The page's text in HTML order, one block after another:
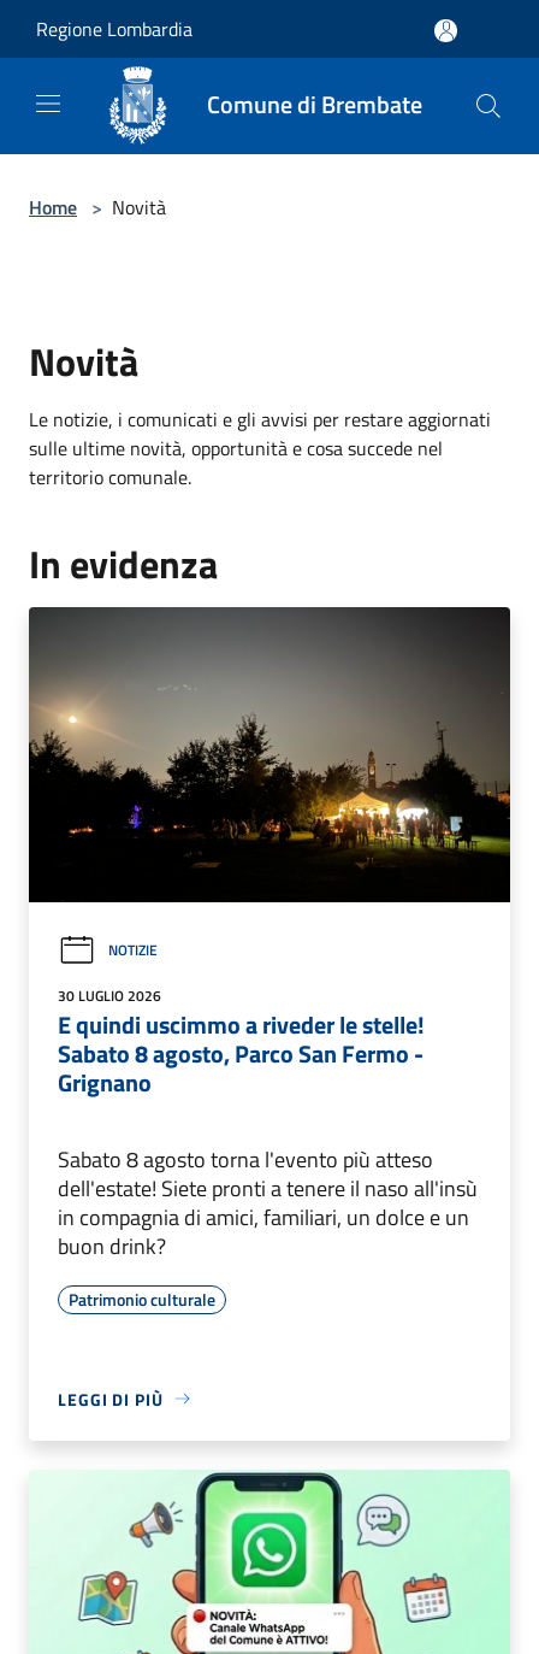
Regione Lombardia
Comune di Brembate
Home > Novità
Novità
Le notizie, i comunicati e gli avvisi per restare aggiornati
sulle ultime novità, opportunità e cosa succede nel
territorio comunale.
In evidenza
NOTIZIE
30 LUGLIO 2026
E quindi uscimmo a riveder le stelle!
Sabato 8 agosto, Parco San Fermo -
Grignano
Sabato 8 agosto torna l'evento più atteso
dell'estate! Siete pronti a tenere il naso all'insù
in compagnia di amici, familiari, un dolce e un
buon drink?
Patrimonio culturale
LEGGI DI PIÙ